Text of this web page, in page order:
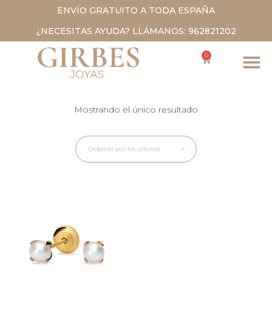
ENVÍO GRATUITO A TODA ESPAÑA
¿NECESITAS AYUDA? LLÁMANOS: 962821202
0
Mostrando el único resultado
Ordenar por los últimos